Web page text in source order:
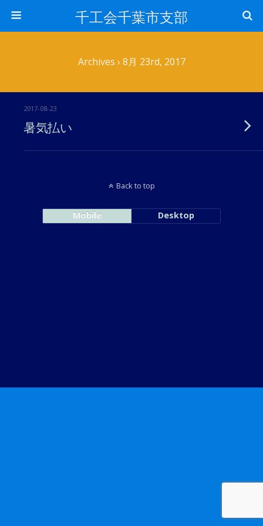
千工会千葉市支部
Archives › 8月 23rd, 2017
2017-08-23
暑気払い
Back to top
Mobile Desktop